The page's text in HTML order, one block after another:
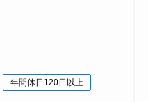
年間休日120日以上